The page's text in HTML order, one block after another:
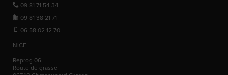
09 81 71 54 34
09 81 38 21 71
06 58 02 12 70
NICE
Reprog 06
Route de grasse